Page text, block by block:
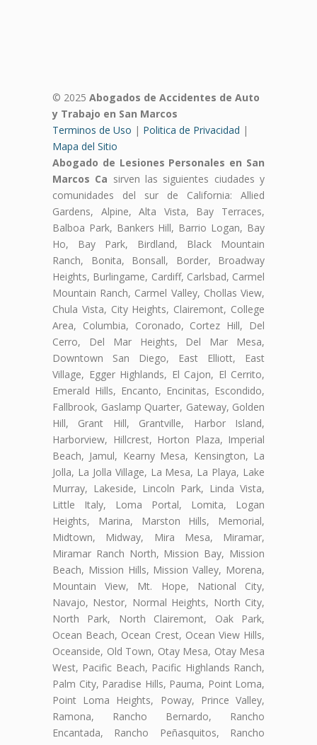
© 2025 Abogados de Accidentes de Auto
y Trabajo en San Marcos
Terminos de Uso | Politica de Privacidad |
Mapa del Sitio
Abogado de Lesiones Personales en San
Marcos Ca sirven las siguientes ciudades y
comunidades del sur de California: Allied
Gardens, Alpine, Alta Vista, Bay Terraces,
Balboa Park, Bankers Hill, Barrio Logan, Bay
Ho, Bay Park, Birdland, Black Mountain
Ranch, Bonita, Bonsall, Border, Broadway
Heights, Burlingame, Cardiff, Carlsbad, Carmel
Mountain Ranch, Carmel Valley, Chollas View,
Chula Vista, City Heights, Clairemont, College
Area, Columbia, Coronado, Cortez Hill, Del
Cerro, Del Mar Heights, Del Mar Mesa,
Downtown San Diego, East Elliott, East
Village, Egger Highlands, El Cajon, El Cerrito,
Emerald Hills, Encanto, Encinitas, Escondido,
Fallbrook, Gaslamp Quarter, Gateway, Golden
Hill, Grant Hill, Grantville, Harbor Island,
Harborview, Hillcrest, Horton Plaza, Imperial
Beach, Jamul, Kearny Mesa, Kensington, La
Jolla, La Jolla Village, La Mesa, La Playa, Lake
Murray, Lakeside, Lincoln Park, Linda Vista,
Little Italy, Loma Portal, Lomita, Logan
Heights, Marina, Marston Hills, Memorial,
Midtown, Midway, Mira Mesa, Miramar,
Miramar Ranch North, Mission Bay, Mission
Beach, Mission Hills, Mission Valley, Morena,
Mountain View, Mt. Hope, National City,
Navajo, Nestor, Normal Heights, North City,
North Park, North Clairemont, Oak Park,
Ocean Beach, Ocean Crest, Ocean View Hills,
Oceanside, Old Town, Otay Mesa, Otay Mesa
West, Pacific Beach, Pacific Highlands Ranch,
Palm City, Paradise Hills, Pauma, Point Loma,
Point Loma Heights, Poway, Prince Valley,
Ramona, Rancho Bernardo, Rancho
Encantada, Rancho Peñasquitos, Rancho